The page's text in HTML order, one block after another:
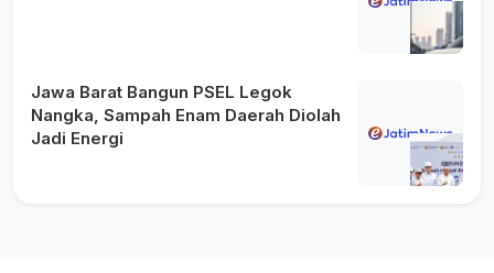
Jawa Barat Bangun PSEL Legok
Nangka, Sampah Enam Daerah Diolah
Jadi Energi